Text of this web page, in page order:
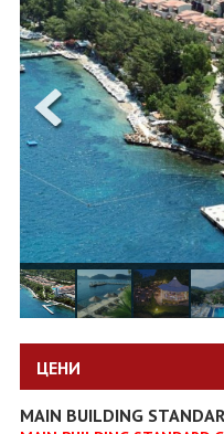
ЗА НАС
ФИРМЕНИ ДОКУМЕНТИ
0700 144 34
ПОСЛЕДВАЙТЕ НИ
ЦЕНИ
MAIN BUILDING